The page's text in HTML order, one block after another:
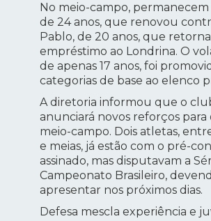
No meio-campo,
de 24 anos, que renovou
Pablo, de 20 anos, que
empréstimo ao Londrina. O
de apenas 17 anos, foi
categorias de base ao elenco
A diretoria informou que o
anunciará novos reforços para
meio-campo. Dois atletas,
e meias, já estão com o pré-
assinado, mas disputavam a
Campeonato Brasileiro,
apresentar nos próximos dias.
Defesa mescla experiência e